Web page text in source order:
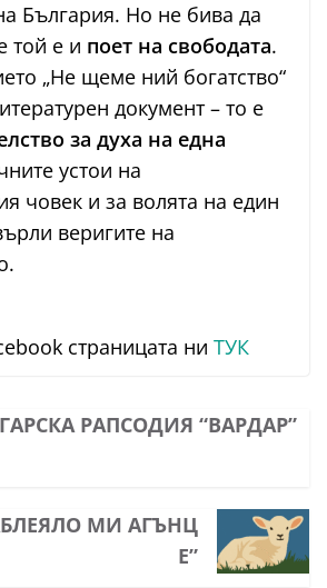
България. Но не бива да
той е и поет на свободата.
„Не щеме ний богатство“
документ – то е
за духа на една
устои на
човек и за волята на един
веригите на
страницата ни ТУК
РАПСОДИЯ “ВАРДАР”
МИ АГЪНЦ
Е”